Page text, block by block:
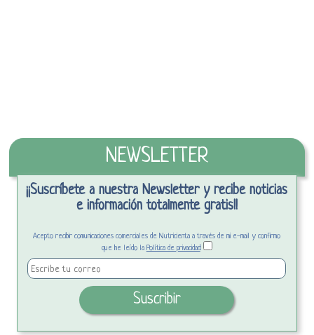
NEWSLETTER
¡¡Suscríbete a nuestra Newsletter y recibe noticias
e información totalmente gratis!!
Acepto recibir comunicaciones comerciales de Nutricienta a través de mi e-mail y confirmo
que he leído la Política de privacidad: